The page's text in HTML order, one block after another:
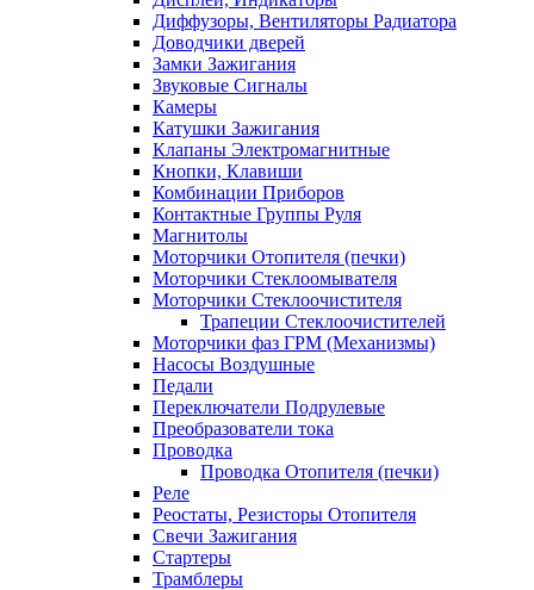
Диффузоры, Вентиляторы Радиатора
Доводчики дверей
Замки Зажигания
Звуковые Сигналы
Камеры
Катушки Зажигания
Клапаны Электромагнитные
Кнопки, Клавиши
Комбинации Приборов
Контактные Группы Руля
Магнитолы
Моторчики Отопителя (печки)
Моторчики Стеклоомывателя
Моторчики Стеклоочистителя
Трапеции Стеклоочистителей
Моторчики фаз ГРМ (Механизмы)
Насосы Воздушные
Педали
Переключатели Подрулевые
Преобразователи тока
Проводка
Проводка Отопителя (печки)
Реле
Реостаты, Резисторы Отопителя
Свечи Зажигания
Стартеры
Трамблеры